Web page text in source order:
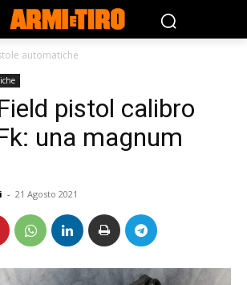
automatiche
pistol calibro
una magnum
- 21 Agosto 2021